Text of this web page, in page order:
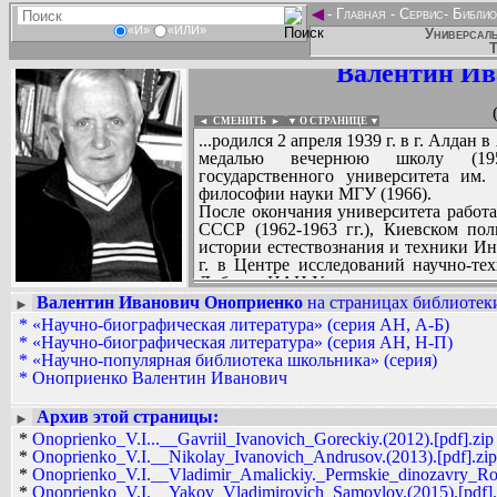
«И» «ИЛИ»
◄- Главная - Сервис-
Валентин
◄ СМЕНИТЬ ► ▼ О СТРАНИЦЕ ▼
...родился 2 апреля 1939 г. в г. Алдан
медалью вечернюю школу
государственного университета
философии науки МГУ (1966).
После окончания университета
СССР (1962-1963 гг.), Киевском
истории естествознания и техники
г. в Центре исследований научно-
Доброва НАН Украины.
В 1960-е годы началась его
профессором С.А. Морозом по
геологии, результатом которой
этой проблематике, получивших
Разработка методологии
актуальных проблем: уточнения
геологии, использования метода
геологических теорий, гипотез,
математизации геологического
носила разработка методологии
геологической картографии»,
Вадим Ершов...
...
СПИСОК НЕКОТОРЫХ
► Валентин Иванович Оноприенко на страницах
* «Научно-биографическая литература» (серия АН, А-Б)
* «Научно-биографическая литература» (серия АН, Н-П)
* «Научно-популярная библиотека школьника» (серия)
* Оноприенко Валентин Иванович
►
Архив этой страницы:
* Onoprienko_V.I...__Gavriil_Ivanovich_Goreckiy.(2012).[pdf].zip
* Onoprienko_V.I.__Nikolay_Ivanovich_Andrusov.(2013).[pdf].zip
*
*